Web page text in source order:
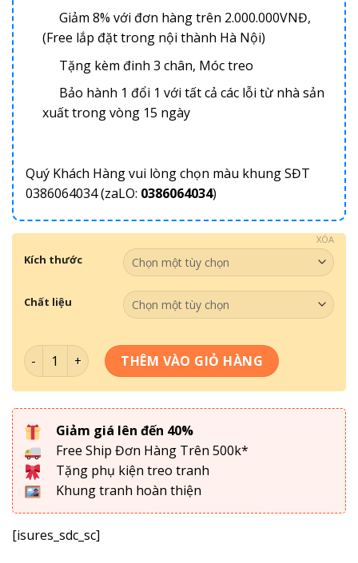
Giảm 8% với đơn hàng trên 2.000.000VNĐ,
(Free lắp đặt trong nội thành Hà Nội)
Tặng kèm đinh 3 chân, Móc treo
Bảo hành 1 đổi 1 với tất cả các lỗi từ nhà sản
xuất trong vòng 15 ngày
Quý Khách Hàng vui lòng chọn màu khung SĐT
0386064034 (zaLO: 0386064034)
Kích thước
Chất liệu
XÓA
Tranh Treo Tường- Tranh Chậu Hoa TCH 045 số lượng
THÊM VÀO GIỎ HÀNG
Giảm giá lên đến 40%
Free Ship Đơn Hàng Trên 500k*
Tặng phụ kiện treo tranh
Khung tranh hoàn thiện
[isures_sdc_sc]